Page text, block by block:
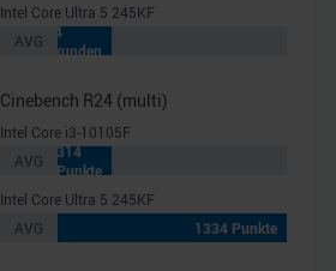
Intel Core Ultra 5 245KF
AVG 234
Sekunden
Cinebench R24 (multi)
Intel Core i3-10105F
AVG
314
Punkte
Intel Core Ultra 5 245KF
AVG
1334 Punkte